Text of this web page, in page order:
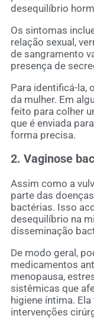
desequilíbrio
Os sintomas
relação sexual,
de sangramento
presença de
Para identificá-la,
da mulher. Em
feito para colher
que é enviada
forma precisa.
2. Vaginose
Assim como a
parte das
bactérias. Isso
desequilíbrio na
disseminação
De modo geral,
medicamentos
menopausa,
sistêmicas que
higiene íntima.
intervenções